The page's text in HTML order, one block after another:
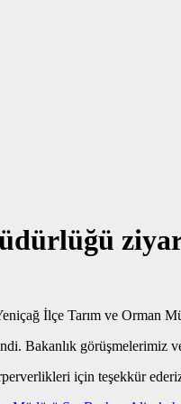
İlçe Tarım ve Orman
Bakanlık görüşmelerimiz
için teşekkür